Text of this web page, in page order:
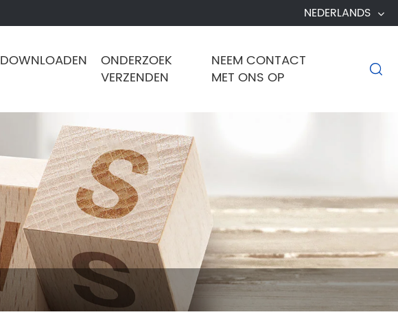
NEDERLANDS
DOWNLOADEN
ONDERZOEK
VERZENDEN
NEEM CONTACT
MET ONS OP
